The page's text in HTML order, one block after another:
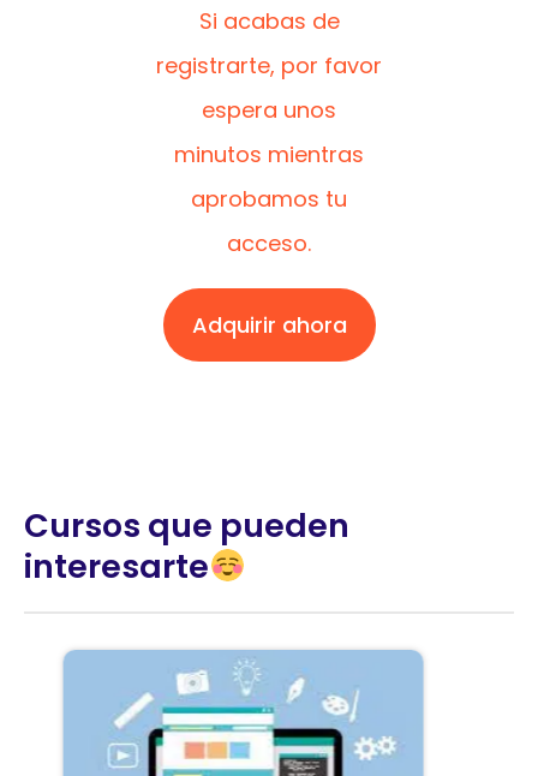
Si acabas de
registrarte, por favor
espera unos
minutos mientras
aprobamos tu
acceso.
Adquirir ahora
Cursos que pueden
interesarte